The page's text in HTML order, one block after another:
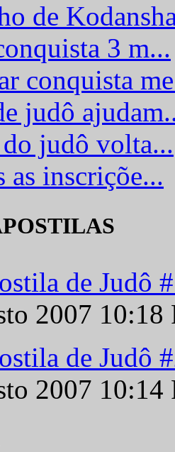
de
3 m...
conquista
judô
do judô volta...
as inscriçõe...
de Judô
2007
de Judô
2007